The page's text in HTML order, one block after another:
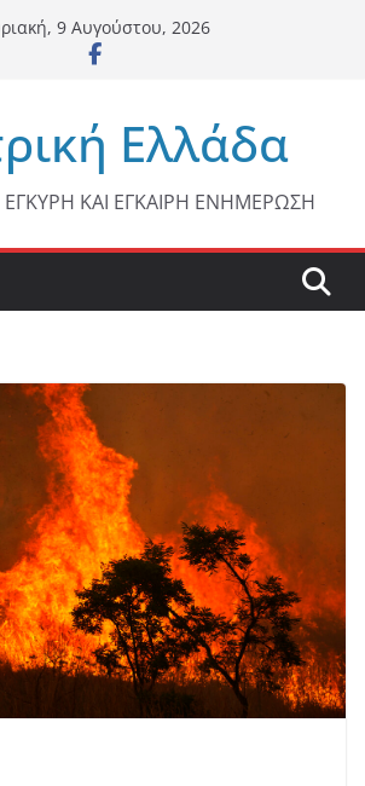
9 Αυγούστου, 2026
Ελλάδα
ΚΑΙ ΕΓΚΑΙΡΗ ΕΝΗΜΕΡΩΣΗ